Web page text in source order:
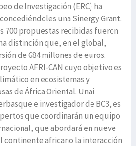
de Investigación (ERC) ha
una Sinergy Grant.
700 propuestas recibidas fueron
distinción que, en el global,
de 684 millones de euros.
AFRI-CAN cuyo objetivo es
en ecosistemas y
de África Oriental. Unai
e investigador de BC3, es
que coordinarán un equipo
que abordará en nueve
continente africano la interacción